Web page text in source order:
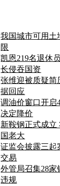
我国城市可用土
限
凯恩219名退休
长侵吞国资
张维迎被质疑简
据回应
调油价窗口开启
决定降价
新鞍钢正式成立
国老大
证监会披露三起
交易
外管局召集28家
违规